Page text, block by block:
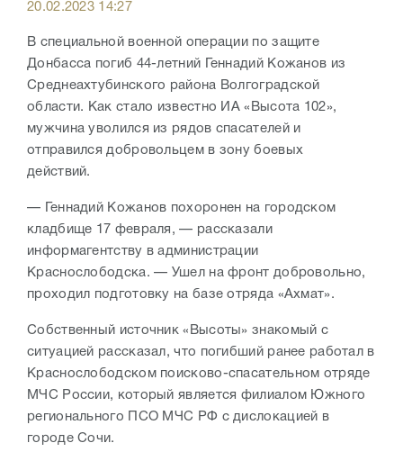
20.02.2023 14:27
В специальной военной операции по защите
Донбасса погиб 44-летний Геннадий Кожанов из
Среднеахтубинского района Волгоградской
области. Как стало известно ИА «Высота 102»,
мужчина уволился из рядов спасателей и
отправился добровольцем в зону боевых
действий.
— Геннадий Кожанов похоронен на городском
кладбище 17 февраля, — рассказали
информагентству в администрации
Краснослободска. — Ушел на фронт добровольно,
проходил подготовку на базе отряда «Ахмат».
Собственный источник «Высоты» знакомый с
ситуацией рассказал, что погибший ранее работал в
Краснослободском поисково-спасательном отряде
МЧС России, который является филиалом Южного
регионального ПСО МЧС РФ с дислокацией в
городе Сочи.